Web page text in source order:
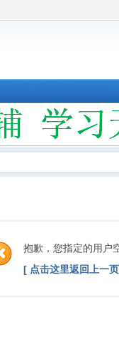
抱歉，您指定的用户
[ 点击这里返回上一